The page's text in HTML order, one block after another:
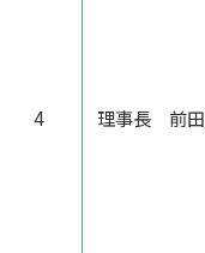
4 理事長 前